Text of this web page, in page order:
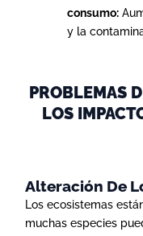
consumo:
y la
PROBLEMAS
LOS
Alteración De
Los ecosistemas
muchas especies